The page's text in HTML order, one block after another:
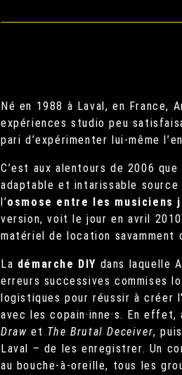
Né en 1988 à Laval, en France,
expériences studio peu
pari d’expérimenter lui-même
C’est aux alentours de 2006
adaptable et intarissable
l’osmose entre les musiciens
version, voit le jour en avril
matériel de location savamment
La démarche DIY dans laquelle
erreurs successives commises
logistiques pour réussir à créer
avec les copain·inne·s. En
Draw et The Brutal Deceiver,
Laval – de les enregistrer. Un
au bouche-à-oreille, tous les